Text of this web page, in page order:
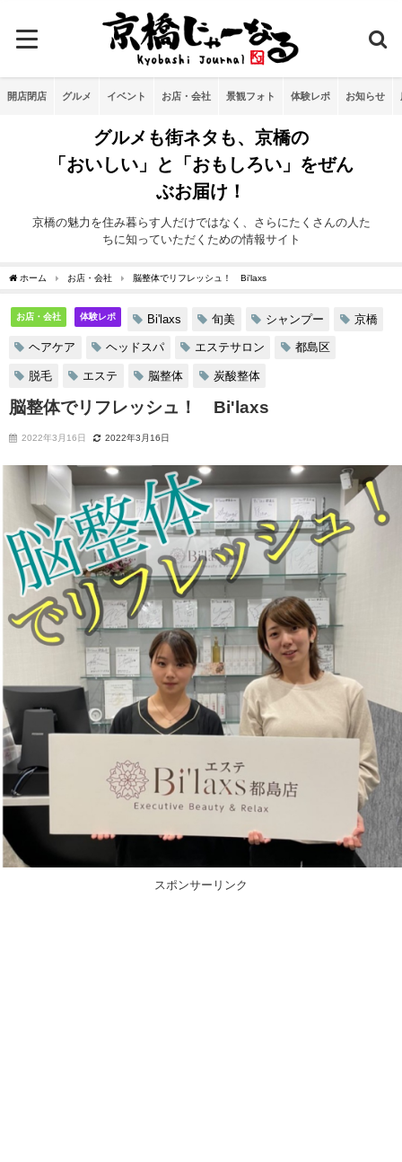
開店閉店 グルメ イベント お店・会社 景観フォト 体験レポ お知らせ
グルメも街ネタも、京橋の
「おいしい」と「おもしろい」をぜん
ぶお届け！
京橋の魅力を住み暮らす人だけではなく、さらにたくさんの人た
ちに知っていただくための情報サイト
ホーム お店・会社 脳整体でリフレッシュ！ Bi'laxs
お店・会社 体験レポ Bi'laxs 旬美 シャンプー 京橋
ヘアケア ヘッドスパ エステサロン 都島区
脱毛 エステ 脳整体 炭酸整体
脳整体でリフレッシュ！ Bi'laxs
2022年3月16日 2022年3月16日
スポンサーリンク